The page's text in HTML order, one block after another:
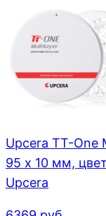
Upcera TT-One
95 x 10 мм,
Upcera